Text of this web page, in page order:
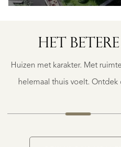
HET
Huizen met karakter. Met
helemaal thuis voelt. Ontdek